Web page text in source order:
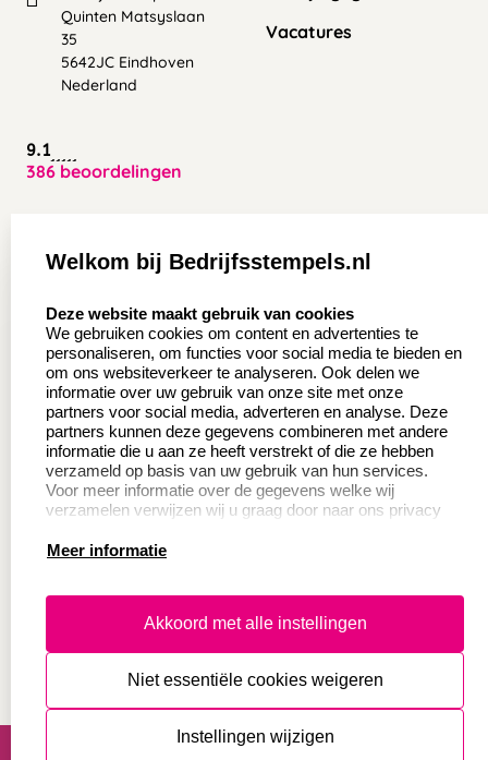
Quinten Matsyslaan
35
5642JC Eindhoven
Nederland
9.1
386 beoordelingen
Vacatures
Aanvraag op maat
Wederverkoper
worden
Sale
Betaling & Verzending
Contact opnemen
Veel gestelde vragen
Retourneren
Herroepingsrecht
Productinformatie:
Instructie voor
Aanleverspecificaties
Safety Sheets
algemene voorwaarden
disclaimer
Welkom bij Bedrijfsstempels.nl
Deze website maakt gebruik van cookies
We gebruiken cookies om content en advertenties te
personaliseren, om functies voor social media te bieden en
om ons websiteverkeer te analyseren. Ook delen we
informatie over uw gebruik van onze site met onze
partners voor social media, adverteren en analyse. Deze
partners kunnen deze gegevens combineren met andere
informatie die u aan ze heeft verstrekt of die ze hebben
verzameld op basis van uw gebruik van hun services.
Voor meer informatie over de gegevens welke wij
verzamelen verwijzen wij u graag door naar ons privacy
Meer informatie
Akkoord met alle instellingen
Niet essentiële cookies weigeren
Instellingen wijzigen